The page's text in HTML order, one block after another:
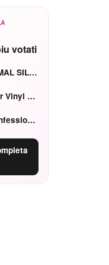
votati
MAC M·A·CXIMAL SILKY MATTE Red Rock mat
Deborah Super Vinyl Shake Rosa Ciliegia
Hourglass Confession Ricaricabile Ultra Preciso Ad Alta Intensità Secretly Classic Red